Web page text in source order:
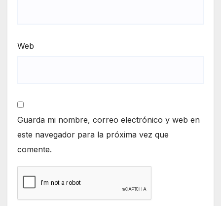
Web
Guarda mi nombre, correo electrónico y web en
este navegador para la próxima vez que
comente.